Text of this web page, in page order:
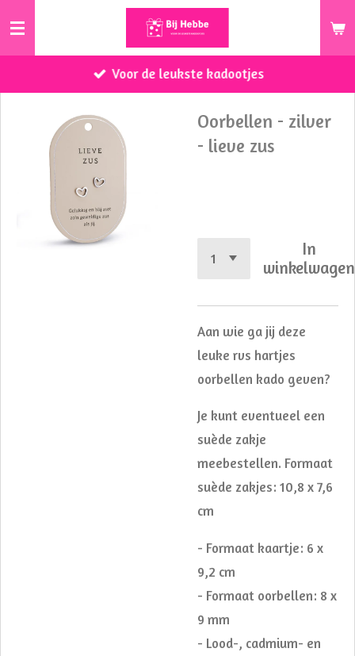
Ga
de
hoofdinhoud
Voor de leukste kadootjes
Oorbellen - zilver
- lieve zus
In
winkelwagen
Aan wie ga jij deze
leuke rvs hartjes
oorbellen kado geven?
Je kunt eventueel een
suède zakje
meebestellen. Formaat
suède zakjes: 10,8 x 7,6
cm
- Formaat kaartje: 6 x
9,2 cm
- Formaat oorbellen: 8 x
9 mm
- Lood-, cadmium- en